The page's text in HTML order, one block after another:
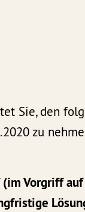
Sie, den
zu
Vorgriff